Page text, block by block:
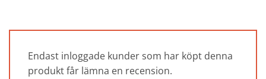
Endast inloggade kunder som har köpt denna
produkt får lämna en recension.